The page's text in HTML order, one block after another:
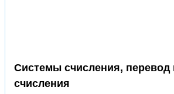
Системы счисления, перевод
счисления